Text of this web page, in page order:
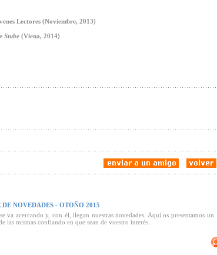
Lectores (Noviembre, 2013)
Stube(Viena, 2014)
DE NOVEDADES - OTOÑO 2015
va acercando y, con él, llegan nuestras novedades. Aquí os presentamos un
las mismas confiando en que sean de vuestro interés.